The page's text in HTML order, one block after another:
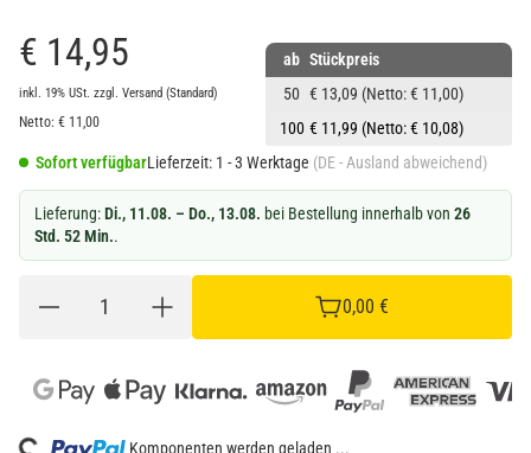
€ 14,95
inkl. 19% USt. zzgl. Versand (Standard)
Netto: € 11,00
ab Stückpreis
50 € 13,09 (Netto: € 11,00)
100 € 11,99 (Netto: € 10,08)
Sofort verfügbarLieferzeit: 1 - 3 Werktage (DE - Ausland abweichend)
Lieferung:Di., 11.08. – Do., 13.08. bei Bestellung innerhalb von 26
Std. 52 Min..
0,00 €
Komponenten werden geladen ...